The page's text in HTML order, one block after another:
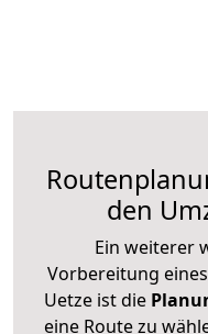
den
Ein weiterer
Vorbereitung
Uetze ist die
eine Route zu